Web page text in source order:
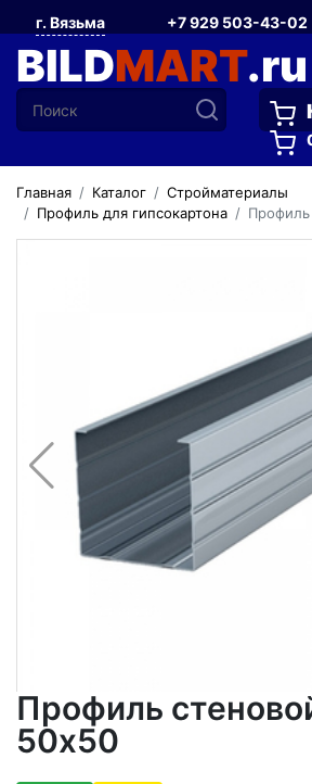
г. Вязьма +7 929 503-43-02
BILDMART.ru
Главная Каталог
Стройматериалы
Профиль для гипсокартона
Профиль
50х50